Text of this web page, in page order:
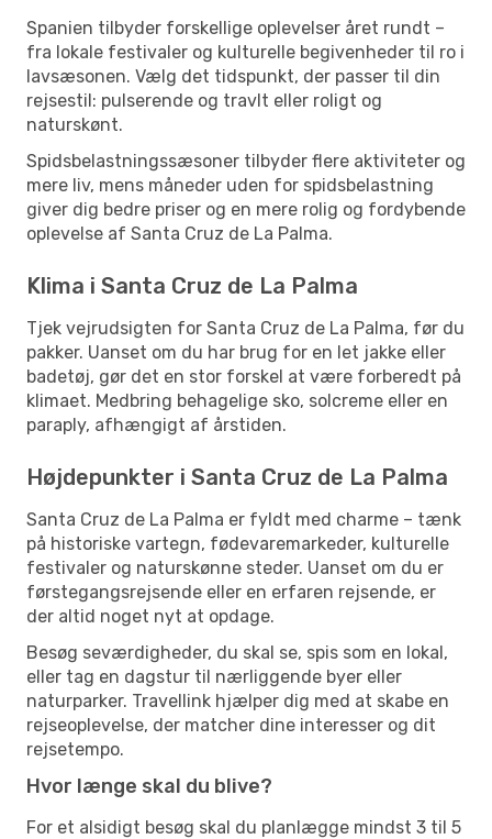
Spanien tilbyder forskellige oplevelser året rundt –
fra lokale festivaler og kulturelle begivenheder til ro i
lavsæsonen. Vælg det tidspunkt, der passer til din
rejsestil: pulserende og travlt eller roligt og
naturskønt.
Spidsbelastningssæsoner tilbyder flere aktiviteter og
mere liv, mens måneder uden for spidsbelastning
giver dig bedre priser og en mere rolig og fordybende
oplevelse af Santa Cruz de La Palma.
Klima i Santa Cruz de La Palma
Tjek vejrudsigten for Santa Cruz de La Palma, før du
pakker. Uanset om du har brug for en let jakke eller
badetøj, gør det en stor forskel at være forberedt på
klimaet. Medbring behagelige sko, solcreme eller en
paraply, afhængigt af årstiden.
Højdepunkter i Santa Cruz de La Palma
Santa Cruz de La Palma er fyldt med charme – tænk
på historiske vartegn, fødevaremarkeder, kulturelle
festivaler og naturskønne steder. Uanset om du er
førstegangsrejsende eller en erfaren rejsende, er
der altid noget nyt at opdage.
Besøg seværdigheder, du skal se, spis som en lokal,
eller tag en dagstur til nærliggende byer eller
naturparker. Travellink hjælper dig med at skabe en
rejseoplevelse, der matcher dine interesser og dit
rejsetempo.
Hvor længe skal du blive?
For et alsidigt besøg skal du planlægge mindst 3 til 5